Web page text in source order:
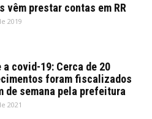
vêm prestar contas em RR
2019
a covid-19: Cerca de 20
foram fiscalizados
de semana pela prefeitura
2021